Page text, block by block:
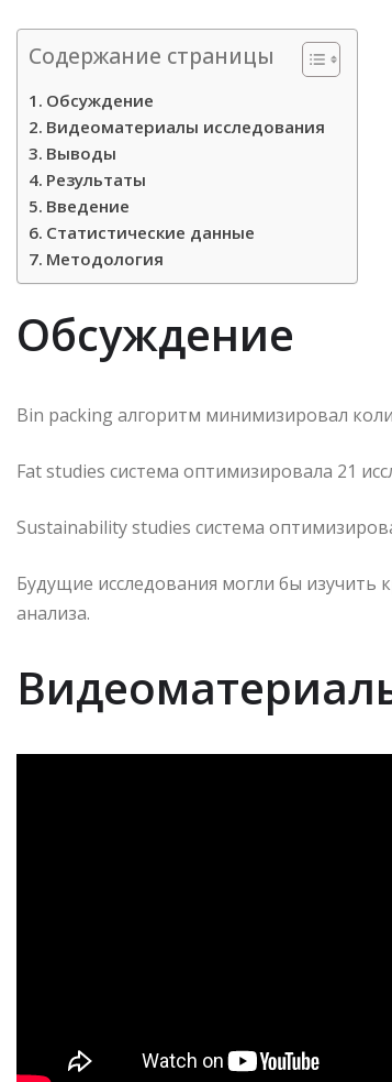
Содержание страницы
Обсуждение
Видеоматериалы исследования
Выводы
Результаты
Введение
Статистические данные
Методология
Обсуждение
Bin packing алгоритм минимизировал
Fat studies система оптимизировала 21
Sustainability studies система
Будущие исследования могли бы изучить
анализа.